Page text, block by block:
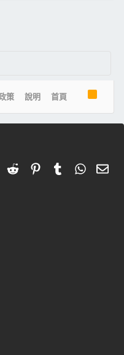
策 說明 首頁
RedditPinterestTumblr 電